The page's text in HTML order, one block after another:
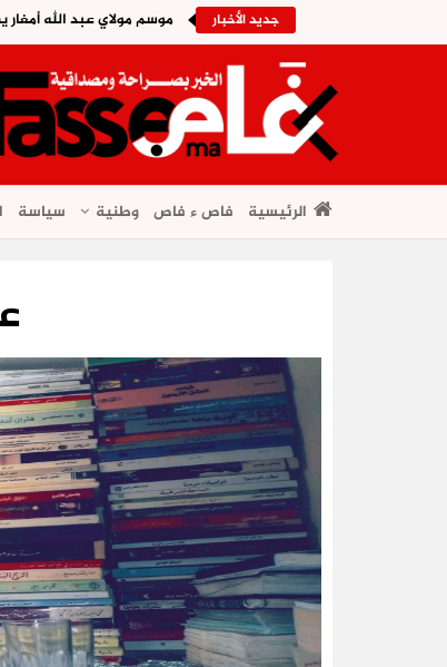
جديد الأخبار موسم مولاي عبد الله أمغار
الرئيسية فاص ء فاص وطنية سياسة